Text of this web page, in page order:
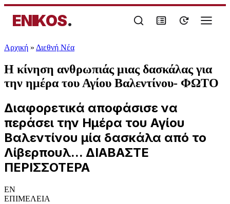
ENIKOS.
Αρχική » Διεθνή Νέα
Η κίνηση ανθρωπιάς μιας δασκάλας για
την ημέρα του Αγίου Βαλεντίνου- ΦΩΤΟ
Διαφορετικά αποφάσισε να
περάσει την Ημέρα του Αγίου
Βαλεντίνου μία δασκάλα από το
Λίβερπουλ... ΔΙΑΒΑΣΤΕ
ΠΕΡΙΣΣΟΤΕΡΑ
EN
ΕΠΙΜΕΛΕΙΑ